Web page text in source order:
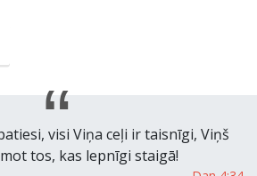
visi Viņa ceļi ir taisnīgi, Viņš
tos, kas lepnīgi staigā!